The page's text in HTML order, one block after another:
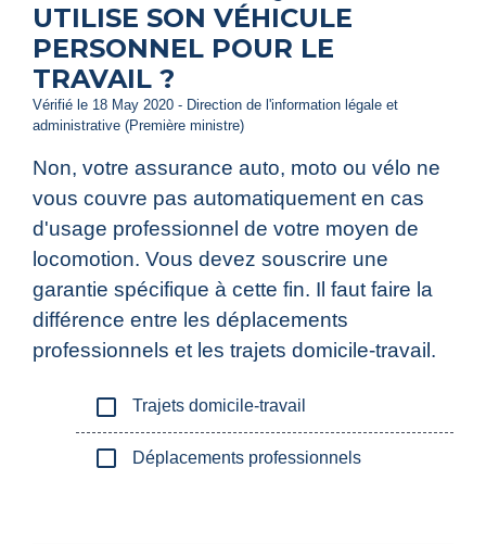
UTILISE SON VÉHICULE
PERSONNEL POUR LE
TRAVAIL ?
Vérifié le 18 May 2020 - Direction de l'information légale et
administrative (Première ministre)
Non, votre assurance auto, moto ou vélo ne
vous couvre pas automatiquement en cas
d'usage professionnel de votre moyen de
locomotion. Vous devez souscrire une
garantie spécifique à cette fin. Il faut faire la
différence entre les déplacements
professionnels et les trajets domicile-travail.
check_box_outline_blank Trajets domicile-travail
check_box_outline_blank Déplacements professionnels